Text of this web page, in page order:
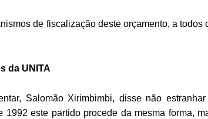
de fiscalização deste orçamento, a todos
da UNITA
Salomão Xirimbimbi, disse não
1992 este partido procede da mesma forma,